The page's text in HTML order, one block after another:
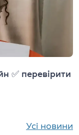
✅ перевірити
Усі новини